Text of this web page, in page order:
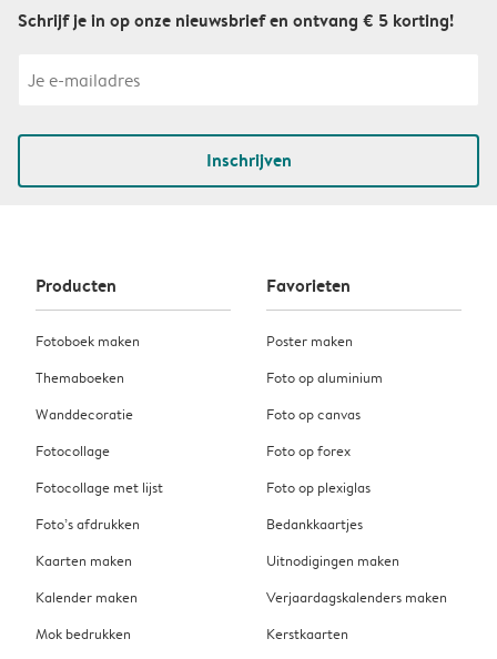
Schrijf je in op onze nieuwsbrief en ontvang € 5 korting!
Inschrijven
Producten
Fotoboek maken
Themaboeken
Wanddecoratie
Fotocollage
Fotocollage met lijst
Foto’s afdrukken
Kaarten maken
Kalender maken
Mok bedrukken
Favorieten
Poster maken
Foto op aluminium
Foto op canvas
Foto op forex
Foto op plexiglas
Bedankkaartjes
Uitnodigingen maken
Verjaardagskalenders maken
Kerstkaarten